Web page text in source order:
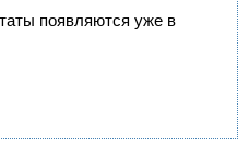
появляются уже в